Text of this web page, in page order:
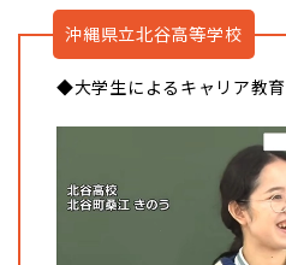
沖縄県立北谷高等学校
◆大学生によるキャリア教育